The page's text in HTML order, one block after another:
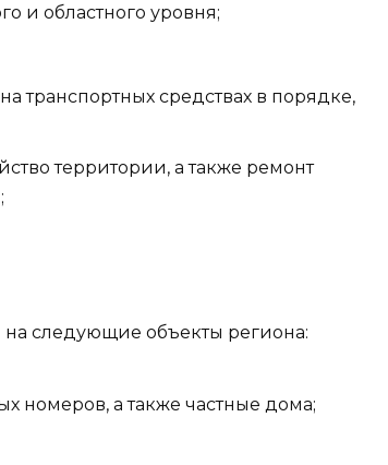
и областного уровня;
транспортных средствах в порядке,
территории, а также ремонт
следующие объекты региона:
номеров, а также частные дома;